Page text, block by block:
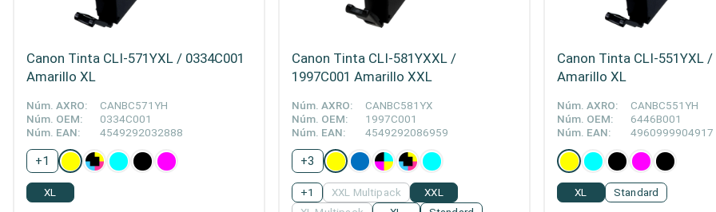
Canon Tinta CLI-571YXL / 0334C001
Amarillo XL
Núm. AXRO:
CANBC571YH
Núm. OEM:
0334C001
Núm. EAN:
4549292032888
+1
XL
Canon Tinta CLI-581YXXL /
1997C001 Amarillo XXL
Núm. AXRO:
CANBC581YX
Núm. OEM:
1997C001
Núm. EAN:
4549292086959
+3
XXL
XXL Multipack
+1
Canon Tinta CLI-551YXL /
Amarillo XL
Núm. AXRO:
CANBC551YH
Núm. OEM:
6446B001
Núm. EAN:
4960999904917
Standard
XL